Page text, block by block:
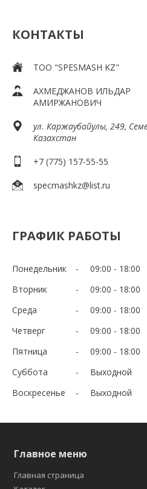
КОНТАКТЫ
ТOO "SPESMASH KZ"
АХМЕДЖАНОВ ИЛЬДАР
АМИРЖАНОВИЧ
ул. Каржаубайулы, 249,
Казахстан
+7 (775) 157-55-55
specmashkz@list.ru
ГРАФИК РАБОТЫ
Понедельник 09:00
18:00
Вторник
09:00
18:00
Среда
09:00
18:00
Четверг
09:00
18:00
Пятница
09:00
18:00
Суббота
Выходной
Воскресенье
Выходной
Главное меню
Главная страница